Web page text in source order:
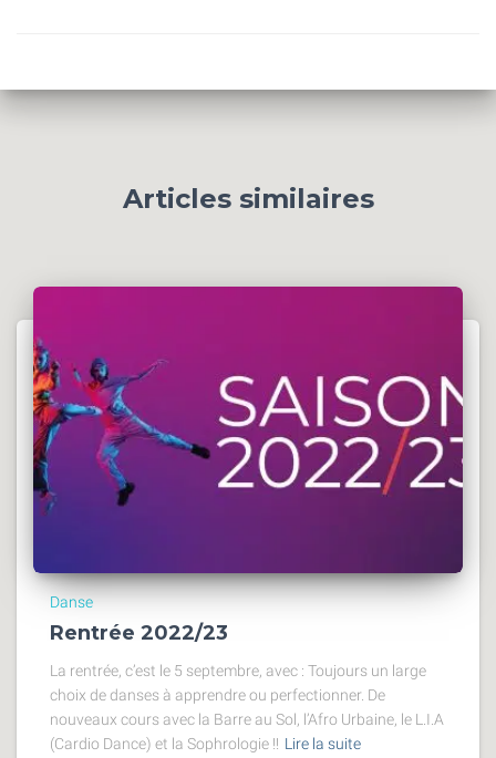
Articles similaires
Danse
Rentrée 2022/23
La rentrée, c’est le 5 septembre, avec : Toujours un large
choix de danses à apprendre ou perfectionner. De
nouveaux cours avec la Barre au Sol, l’Afro Urbaine, le L.I.A
(Cardio Dance) et la Sophrologie !! Lire la suite